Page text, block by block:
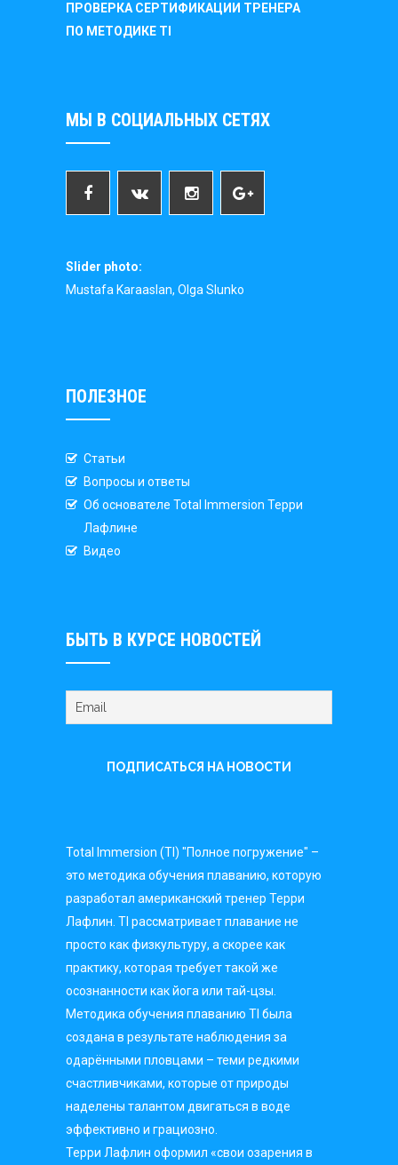
ПРОВЕРКА СЕРТИФИКАЦИИ ТРЕНЕРА
ПО МЕТОДИКЕ TI
МЫ В СОЦИАЛЬНЫХ СЕТЯХ
Slider photo:
Mustafa Karaaslan, Olga Slunko
ПОЛЕЗНОЕ
Статьи
Вопросы и ответы
Об основателе Total Immersion Терри
Лафлине
Видео
БЫТЬ В КУРСЕ НОВОСТЕЙ
Total Immersion (TI) "Полное погружение" –
это методика обучения плаванию, которую
разработал американский тренер Терри
Лафлин. TI рассматривает плавание не
просто как физкультуру, а скорее как
практику, которая требует такой же
осознанности как йога или тай-цзы.
Методика обучения плаванию TI была
создана в результате наблюдения за
одарёнными пловцами – теми редкими
счастливчиками, которые от природы
наделены талантом двигаться в воде
эффективно и грациозно.
Терри Лафлин оформил «свои озарения в